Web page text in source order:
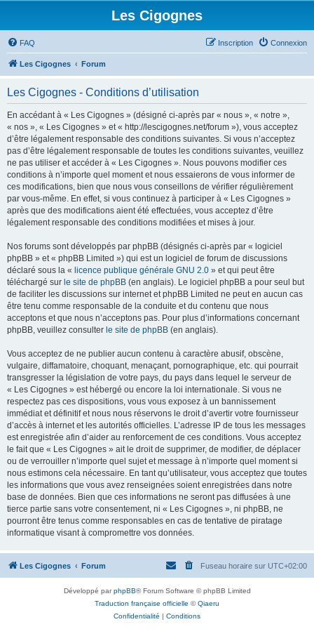
Les Cigognes
FAQ Connexion
Inscription
Les Cigognes Forum
Les Cigognes - Conditions d’utilisation
En accédant à « Les Cigognes » (désigné ci-après par « nous », « notre »,
« nos », « Les Cigognes » et « http://lescigognes.net/forum »), vous acceptez
d’être légalement responsable des conditions suivantes. Si vous n’acceptez
pas d’être légalement responsable de toutes les conditions suivantes, veuillez
ne pas utiliser et accéder à « Les Cigognes ». Nous pouvons modifier ces
conditions à n’importe quel moment et nous essaierons de vous informer de
ces modifications, bien que nous vous conseillons de vérifier régulièrement
par vous-même. En effet, si vous continuez à participer à « Les Cigognes »
après que des modifications aient été effectuées, vous acceptez d’être
légalement responsable des conditions modifiées et mises à jour.
Nos forums sont développés par phpBB (désignés ci-après par « logiciel
phpBB » et « phpBB Limited ») qui est un logiciel de forum de discussions
déclaré sous la « licence publique générale GNU 2.0 » et qui peut être
téléchargé sur le site de phpBB (en anglais). Le logiciel phpBB a pour seul but
de faciliter les discussions sur internet et phpBB Limited ne peut en aucun cas
être tenu comme responsable de la conduite et du contenu que nous
acceptons et que nous n’acceptons pas. Pour plus d’informations concernant
phpBB, veuillez consulter le site de phpBB (en anglais).
Vous acceptez de ne publier aucun contenu à caractère abusif, obscène,
vulgaire, diffamatoire, choquant, menaçant, pornographique, etc. qui pourrait
transgresser la législation de votre pays, du pays dans lequel le serveur de
« Les Cigognes » est hébergé ou encore la loi internationale. Si vous ne
respectez pas ces dispositions, vous vous exposez à un bannissement
immédiat et définitif et nous nous réservons le droit d’avertir votre fournisseur
d’accès à internet et les autorités officielles. L’adresse IP de tous les messages
est enregistrée afin d’aider au renforcement de ces conditions. Vous acceptez
le fait que « Les Cigognes » ait le droit de supprimer, de modifier, de déplacer
ou de verrouiller n’importe quel sujet et message à n’importe quel moment si
nous estimons cela nécessaire. En tant qu’utilisateur, vous acceptez que toutes
les informations que vous avez renseignées soient enregistrées dans notre
base de données. Bien que ces informations ne seront pas diffusées à une
tierce partie sans votre consentement, ni « Les Cigognes », ni phpBB, ne
pourront être tenus comme responsables en cas de tentative de piratage
informatique visant à compromettre vos données.
Les Cigognes Forum Fuseau horaire sur UTC+02:00
Développé parphpBB® Forum Software © phpBB Limited
Traduction française officielle ©Qiaeru
Confidentialité | Conditions